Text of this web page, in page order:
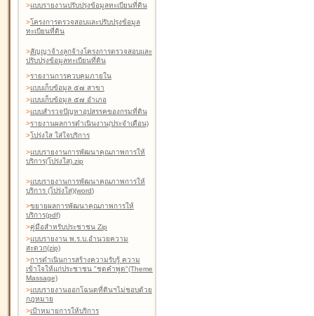
>แบบรายงานปรับปรุงข้อมูลทะเบียนที่ดิน
>โครงการตรวจสอบและปรับปรุงข้อมูล
ทะเบียนที่ดิน
>สัญญาจ้างลูกจ้างโครงการตรวจสอบและ
ปรับปรุงข้อมูลทะเบียนที่ดิน
>รายงานการควบคุมภายใน
>แบบเก็บข้อมูล ๕๗ สาขา
>แบบเก็บข้อมูล ๕๗ อำเภอ
>แบบสำรวจปัญหาอุปสรรคของกรมที่ดิน
>รายงานผลการดำเนินงาน(ประจำเดือน)
>โปร่งใส ใส่ใจบริการ
>แบบรายงานการพัฒนาคุณภาพการให้
บริการ(โปร่งใส).zip
>แบบรายงานการพัฒนาคุณภาพการให้
บริการ (โปร่งใส)(word)
>ขยายผลการพัฒนาคุณภาพการให้
บริการ(pdf)
>คู่มือสำหรับประชาชน Zip
>แบบรายงาน พ.ร.บ.อำนวยความ
สะดวก(zip)
>การดำเนินการสร้างความรับรู้ ความ
เข้าใจให้แก่ประชาชน "ชุดคำพูด"(Theme
Massage)
>แบบรายงานออกโฉนดที่ดินฯไม่ชอบด้วย
กฎหมาย
>เป้าหมายการให้บริการ